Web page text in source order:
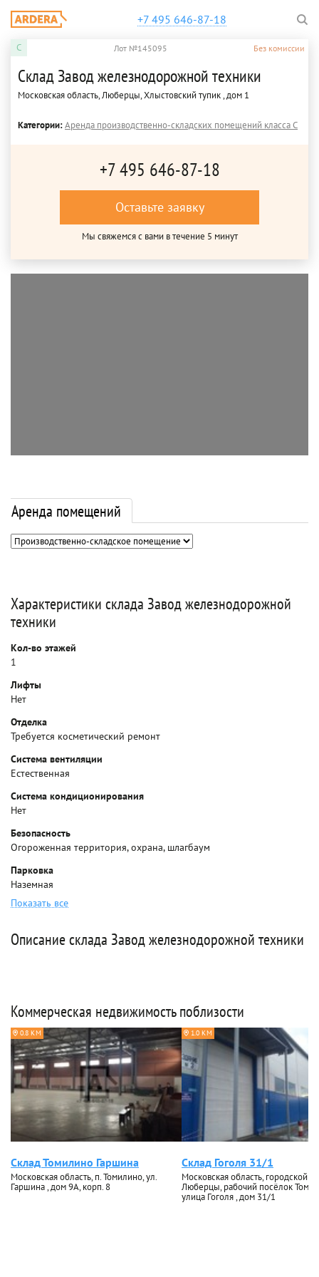
+7 495 646-87-18
C Лот №145095 Без комиссии
Склад Завод железнодорожной техники
Московская область, Люберцы, Хлыстовский тупик , дом 1
Категории:Аренда производственно-складских помещений класса C
+7 495 646-87-18
Оставьте заявку
Мы свяжемся с вами в течение 5 минут
Аренда помещений
Характеристики склада Завод железнодорожной
техники
Кол-во этажей
1
Лифты
Нет
Отделка
Требуется косметический ремонт
Система вентиляции
Естественная
Система кондиционирования
Нет
Безопасность
Огороженная территория, охрана, шлагбаум
Парковка
Наземная
Показать все
Описание склада Завод железнодорожной техники
Коммерческая недвижимость поблизости
0.8 КМ
Склад Томилино Гаршина
Московская область, п. Томилино, ул.
Гаршина , дом 9А, корп. 8
1.0 КМ
Склад Гоголя 31/1
Московская область, городской
Люберцы, рабочий посёлок
улица Гоголя , дом 31/1